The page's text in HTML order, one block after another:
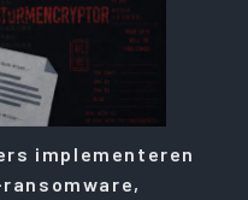
implementeren